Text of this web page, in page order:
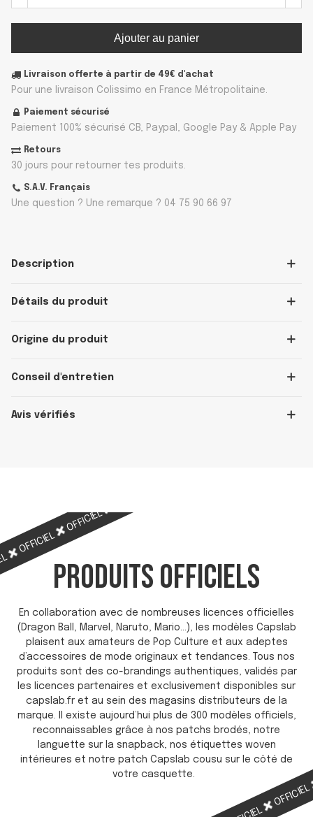
Ajouter au panier
Livraison offerte à partir de 49€ d'achat
Pour une livraison Colissimo en France Métropolitaine.
Paiement sécurisé
Paiement 100% sécurisé CB, Paypal, Google Pay & Apple Pay
Retours
30 jours pour retourner tes produits.
S.A.V. Français
Une question ? Une remarque ? 04 75 90 66 97
Description
Détails du produit
Origine du produit
Conseil d'entretien
Avis vérifiés
OFFICIEL
OFFICIEL
OFFICIEL
PRODUITS OFFICIELS
En collaboration avec de nombreuses licences officielles
(Dragon Ball, Marvel, Naruto, Mario…), les modèles Capslab
plaisent aux amateurs de Pop Culture et aux adeptes
d’accessoires de mode originaux et tendances. Tous nos
produits sont des co-brandings authentiques, validés par
les licences partenaires et exclusivement disponibles sur
capslab.fr et au sein des magasins distributeurs de la
marque. Il existe aujourd’hui plus de 300 modèles officiels,
reconnaissables grâce à nos patchs brodés, notre
languette sur la snapback, nos étiquettes woven
intérieures et notre patch Capslab cousu sur le côté de
votre casquette.